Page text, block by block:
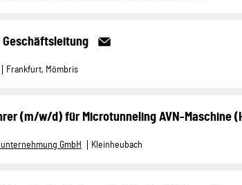
Geschäftsleitung
Frankfurt, Mömbris
(m/w/d) für Microtunneling AVN-Maschine
GmbH Kleinheubach